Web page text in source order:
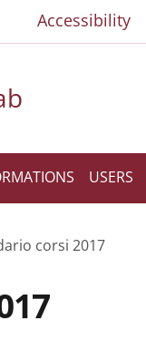
Accessibility
USERS
corsi 2017